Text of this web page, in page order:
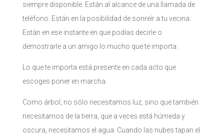
siempre disponible. Están al alcance de una llamada de
teléfono. Están en la posibilidad de sonreír a tu vecina.
Están en ese instante en que podías decirle o
demostrarle a un amigo lo mucho que te importa.
Lo que te importa está presente en cada acto que
escoges poner en marcha.
Como árbol, no sólo necesitamos luz, sino que también
necesitamos de la tierra, que a veces está húmeda y
oscura, necesitamos el agua. Cuando las nubes tapan el